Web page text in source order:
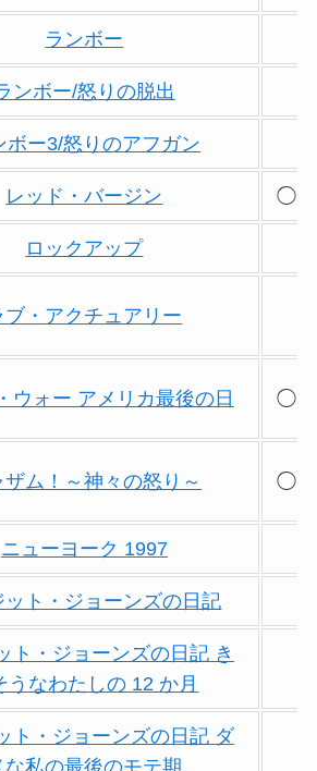
ランボー
ンボー/怒りの脱出
ボー3/怒りのアフガン
レッド・バージン ◯
ロックアップ
ブ・アクチュアリー
ウォー アメリカ最後の日 ◯
ザム！～神々の怒り～ ◯
ニューヨーク 1997
ット・ジョーンズの日記
ト・ジョーンズの日記 き
うなわたしの 12 か月
ト・ジョーンズの日記 ダ
な私の最後のモテ期